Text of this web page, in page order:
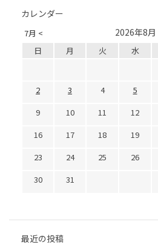
カレンダー
7月 < 2026年8月
日 月 火 水
2
3 4 5
9
10 11 12
16
17 18 19
23
24 25 26
30
31
最近の投稿